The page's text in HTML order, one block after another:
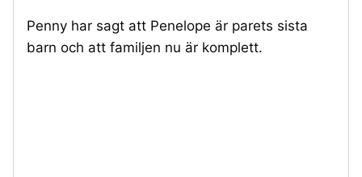
Penny har sagt att Penelope är parets sista
barn och att familjen nu är komplett.